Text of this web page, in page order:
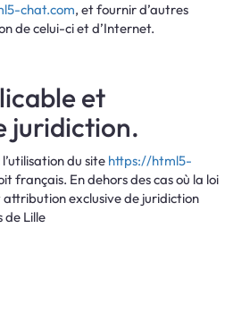
chat.com, et fournir d’autres
de celui-ci et d’Internet.
et
juridiction.
du site https://html5-
français. En dehors des cas où la loi
exclusive de juridiction
Lille